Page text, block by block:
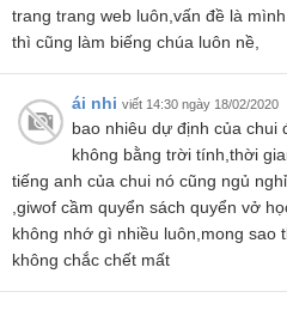
trang trang web luôn,vấn đề là
thì cũng làm biếng chúa luôn nề,
ái nhi viết 14:30 ngày 18/02/2020
bao nhiêu dự định của
không bằng trời tính,thời
tiếng anh của chui nó cũng ngủ
,giwof cầm quyển sách quyển vở
không nhớ gì nhiều luôn,mong sao
không chắc chết mất